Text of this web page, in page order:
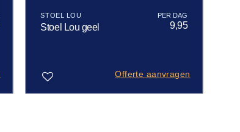
STOEL LOU
Stoel Lou geel 9,95
Offerte aanvragen